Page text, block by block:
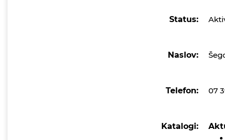
Status:
Naslov:
Telefon: 07
Katalogi: